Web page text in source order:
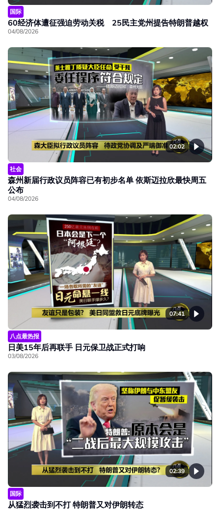
国际
60经济体遭征强迫劳动关税 25民主党州提告特朗普越权
04/08/2026
02:02
社会
森州新届行政议员阵容已有初步名单 依斯迈拉欣最快周五
公布
04/08/2026
07:41
八点最热报
日美15年后再联手 日元保卫战正式打响
03/08/2026
02:39
国际
从猛烈袭击到不打 特朗普又对伊朗转态